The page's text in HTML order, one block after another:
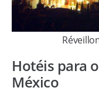
Hotéis para
México